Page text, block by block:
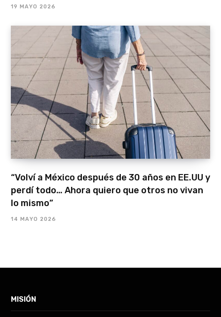
19 MAYO 2026
“Volví a México después de 30 años en EE.UU y
perdí todo… Ahora quiero que otros no vivan
lo mismo”
14 MAYO 2026
MISIÓN